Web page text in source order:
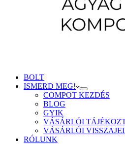
BOLT
ISMERD MEG!
COMPOT KEZDÉS
BLOG
GYIK
VÁSÁRLÓI
VÁSÁRLÓI
RÓLUNK